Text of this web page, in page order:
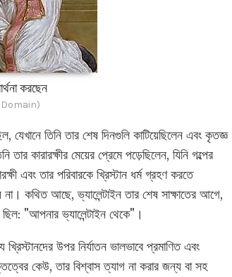
করছেন
যেখানে তিনি তার শেষ দিনগুলি কাটিয়েছিলেন এবং কৃতজ্ঞ
কারারক্ষীর মেয়ের প্রেমে পড়েছিলেন, যিনি গল্পের
এবং তার পরিবারকে খ্রিস্টান ধর্ম গ্রহণ করতে
কথিত আছে, ভ্যালেন্টাইন তার শেষ সাক্ষাতের আগে,
ছিল: "আপনার ভ্যালেন্টাইন থেকে"।
উপর নির্যাতন ভালভাবে প্রমাণিত এবং
কেউ, তার বিশ্বাস ত্যাগ না করার জন্য বা সহ